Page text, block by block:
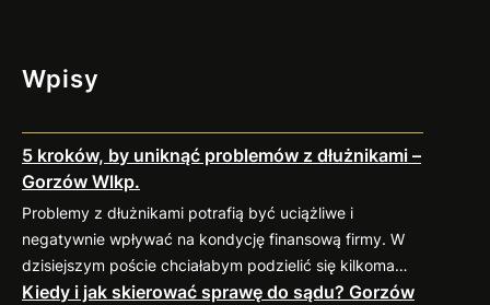
Wpisy
5 kroków, by uniknąć problemów z dłużnikami –
Gorzów Wlkp.
Problemy z dłużnikami potrafią być uciążliwe i
negatywnie wpływać na kondycję finansową firmy. W
dzisiejszym poście chciałabym podzielić się kilkoma
sprawdzonymi praktykami, które pomogą
Kiedy i jak skierować sprawę do sądu? Gorzów